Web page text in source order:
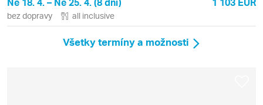
bez dopravy all inclusive
Všetky termíny a možnosti